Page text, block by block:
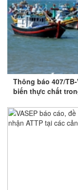
Thông báo 407/
biến thực chất